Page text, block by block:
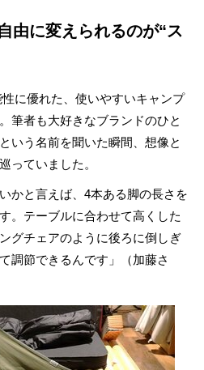
由に変えられるのが“ス
に優れた、使いやすいキャンプ
筆者も大好きなブランドのひと
いう名前を聞いた瞬間、想像と
っていました。
かと言えば、4本ある脚の長さを
。テーブルに合わせて高くした
グチェアのように後ろに倒しぎ
調節できるんです」（加藤さ